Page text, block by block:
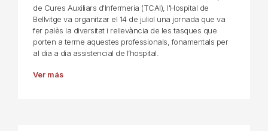
de Cures Auxiliars d'Infermeria (TCAI), l'Hospital de
Bellvitge va organitzar el 14 de juliol una jornada que va
fer palès la diversitat i rellevància de les tasques que
porten a terme aquestes professionals, fonamentals per
al dia a dia assistencial de l’hospital.
Ver más